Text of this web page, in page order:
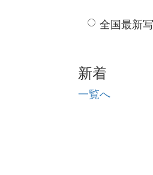
全国最新
新着
一覧へ